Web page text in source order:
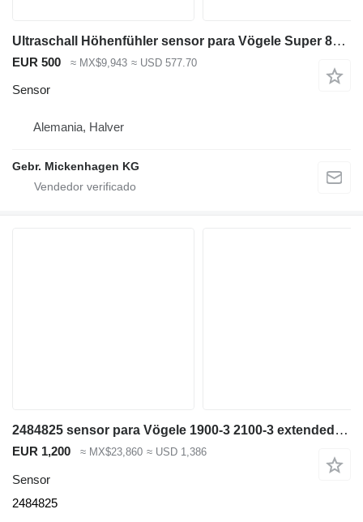
Ultraschall Höhenfühler sensor para Vögele Super 800 extendedora de asfalto
EUR 500 ≈ MX$9,943 ≈ USD 577.70
Sensor
Alemania, Halver
Gebr. Mickenhagen KG
2484825 sensor para Vögele 1900-3 2100-3 extendedora de asfalto
EUR 1,200 ≈ MX$23,860 ≈ USD 1,386
Sensor
2484825